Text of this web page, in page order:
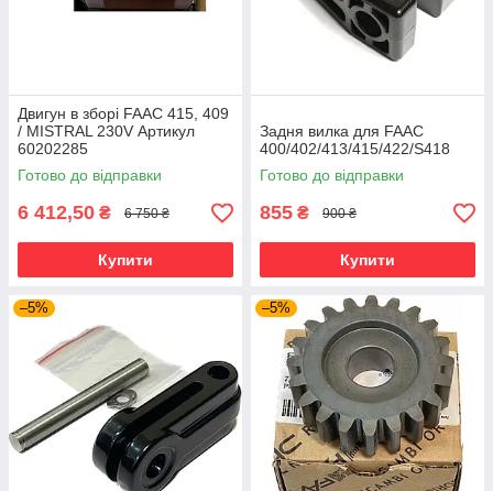
Двигун в зборі FAAC 415, 409
/ MISTRAL 230V Артикул
60202285
Готово до відправки
6 412,50 ₴ 6 750 ₴
Купити
Задня вилка для FAAC
400/402/413/415/422/S418
Готово до відправки
855 ₴ 900 ₴
Купити
–5% –5%